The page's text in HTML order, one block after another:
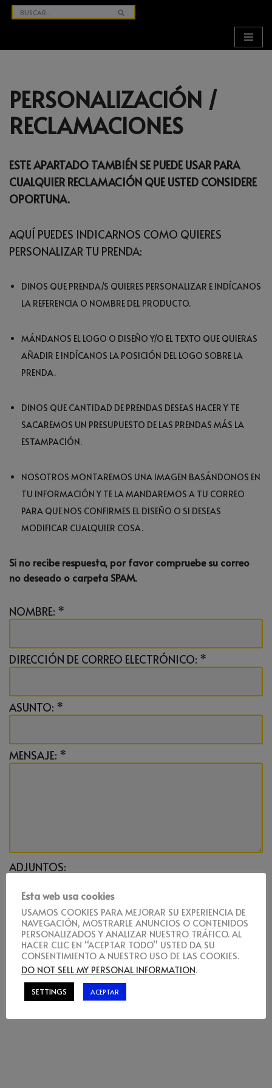
AL
PERSONALIZACIÓN /
RECLAMACIONES
ESTE APARTADO TAMBIÉN SE PUEDE USAR PARA
CUALQUIER RECLAMACIÓN QUE USTED CONSIDERE
OPORTUNA.
AQUÍ PUEDES INDICARNOS COMO QUIERES
PERSONALIZAR TU PRENDA:
DINOS QUE PRENDA/S QUIERES PERSONALIZAR E INDÍCANOS
LA REFERENCIA O NOMBRE DEL PRODUCTO.
MÁNDANOS EL LOGO O DISEÑO Y/O EL TEXTO QUE QUIERAS
AÑADIR E INDÍCANOS LA POSICIÓN DEL LOGO SOBRE LA
PRENDA.
DINOS QUE CANTIDAD DE PRENDAS DESEAS HACER Y TE
SACAREMOS UN PRESUPUESTO DE LAS PRENDAS MÁS LA
ESTAMPACIÓN.
NOSOTROS MONTAREMOS UNA IMAGEN BASÁNDONOS EN
TU INFORMACIÓN Y TE LA MANDAREMOS A TU CORREO
PARA QUE NOS CONFIRMES EL DISEÑO O SI DESEAS
MODIFICAR CUALQUIER COSA.
Si no recibe respuesta, por favor compruebe su correo
no deseado o carpeta SPAM.
NOMBRE: *
DIRECCIÓN DE CORREO ELECTRÓNICO: *
ASUNTO: *
MENSAJE: *
ADJUNTOS:
TIPOS DE ARCHIVOS COMPATIBLES: HTML, TXT, CSS, GIF, PNG, JPEG, JPG, TIFF, BMP, AI, EPS,
PS, CSV, RTF, PDF, DOC, DOCX, XLS, XLSX, ZIP, RAR, WAV, MP3, PPT.
Esta web usa cookies
USAMOS COOKIES PARA MEJORAR SU EXPERIENCIA DE
NAVEGACIÓN, MOSTRARLE ANUNCIOS O CONTENIDOS
PERSONALIZADOS Y ANALIZAR NUESTRO TRÁFICO. AL
HACER CLIC EN “ACEPTAR TODO” USTED DA SU
CONSENTIMIENTO A NUESTRO USO DE LAS COOKIES.
DO NOT SELL MY PERSONAL INFORMATION.
SETTINGS ACEPTAR